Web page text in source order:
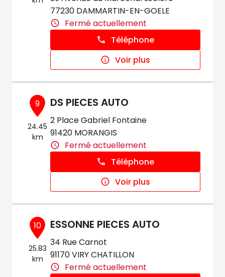
77230 DAMMARTIN-EN-GOELE
Fermé actuellement
Téléphone
Voir plus
9
24.45
km
DS PIECES AUTO
2 Place Gabriel Fontaine
91420 MORANGIS
Fermé actuellement
Téléphone
Voir plus
10
25.83
km
ESSONNE PIECES AUTO
34 Rue Carnot
91170 VIRY CHATILLON
Fermé actuellement